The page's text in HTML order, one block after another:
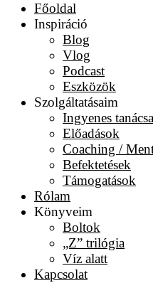
Főoldal
Inspiráció
Blog
Vlog
Podcast
Eszközök
Szolgáltatásaim
Ingyenes
Előadások
Coaching /
Befektetések
Támogatások
Rólam
Könyveim
Boltok
„Z” trilógia
Víz alatt
Kapcsolat